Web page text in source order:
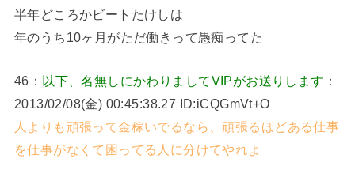
半年どころかビートたけしは
年のうち10ヶ月がただ働きって愚痴ってた
46： 以下、名無しにかわりましてVIPがお送りします ：
2013/02/08(金) 00:45:38.27 ID:iCQGmVt+O
人よりも頑張って金稼いでるなら、頑張るほどある仕事
を仕事がなくて困ってる人に分けてやれよ